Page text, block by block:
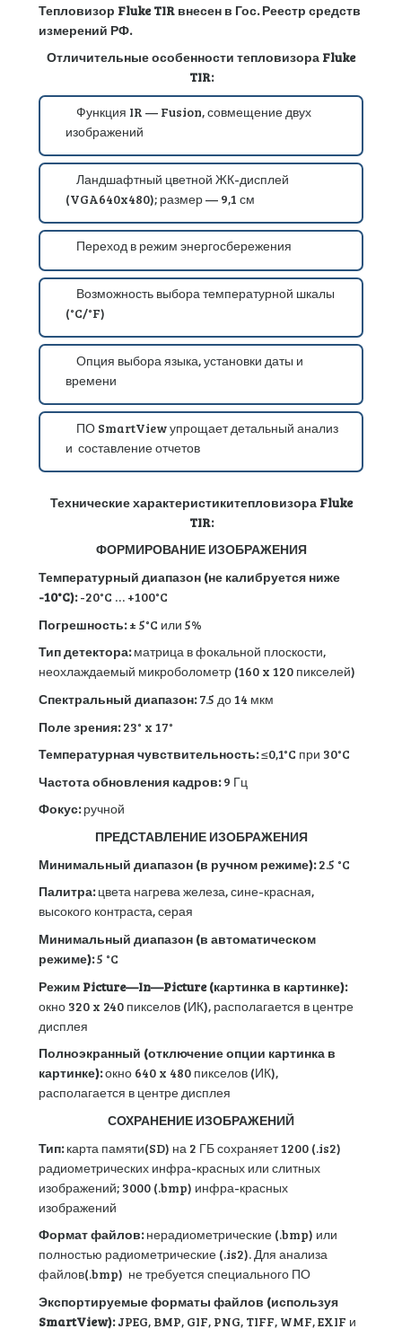
Тепловизор Fluke TIR внесен в Гос. Реестр средств
измерений РФ.
Отличительные особенности тепловизора Fluke
TIR:
Функция IR — Fusion, совмещение двух
изображений
Ландшафтный цветной ЖК-дисплей
(VGA640x480); размер — 9,1 см
Переход в режим энергосбережения
Возможность выбора температурной шкалы
(°C/°F)
Опция выбора языка, установки даты и
времени
ПО SmartView упрощает детальный анализ
и составление отчетов
Технические характеристикитепловизора Fluke
TIR:
ФОРМИРОВАНИЕ ИЗОБРАЖЕНИЯ
Температурный диапазон (не калибруется ниже
-10°C):-20°C … +100°C
Погрешность:± 5°C или 5%
Тип детектора:матрица в фокальной плоскости,
неохлаждаемый микроболометр (160 x 120 пикселей)
Спектральный диапазон:7.5 до 14 мкм
Поле зрения:23° x 17°
Температурная чувствительность:≤0,1°C при 30°C
Частота обновления кадров:9 Гц
Фокус:ручной
ПРЕДСТАВЛЕНИЕ ИЗОБРАЖЕНИЯ
Минимальный диапазон (в ручном режиме):2.5 °C
Палитра:цвета нагрева железа, сине-красная,
высокого контраста, серая
Минимальный диапазон (в автоматическом
режиме):5 °C
Режим Picture—In—Picture(картинка в картинке):
окно 320 x 240 пикселов (ИК), располагается в центре
дисплея
Полноэкранный (отключение опции картинка в
картинке):окно 640 x 480 пикселов (ИК),
располагается в центре дисплея
СОХРАНЕНИЕ ИЗОБРАЖЕНИЙ
Тип:карта памяти(SD) на 2 ГБ сохраняет 1200 (.is2)
радиометрических инфра-красных или слитных
изображений; 3000 (.bmp) инфра-красных
изображений
Формат файлов:нерадиометрические (.bmp) или
полностью радиометрические (.is2). Для анализа
файлов(.bmp) не требуется специального ПО
Экспортируемые форматы файлов (используя
SmartView):JPEG, BMP, GIF, PNG, TIFF, WMF, EXIF и